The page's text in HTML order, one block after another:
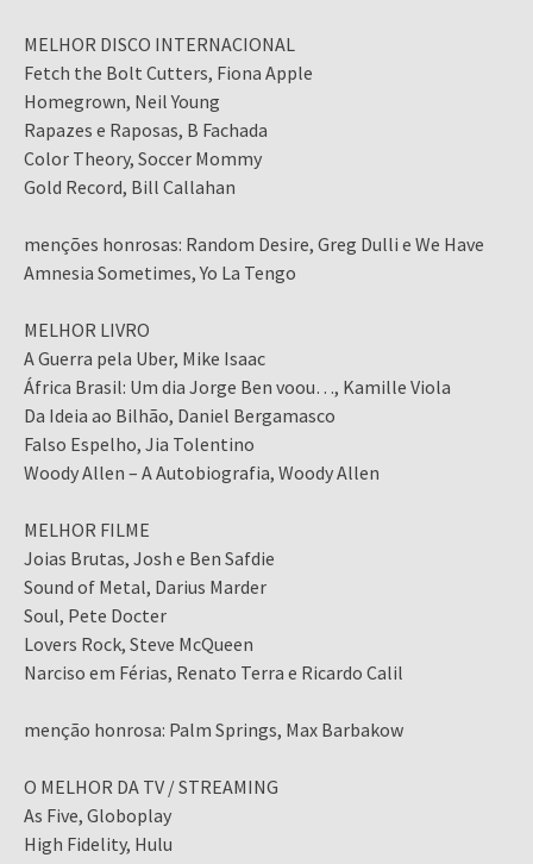
MELHOR DISCO INTERNACIONAL
Fetch the Bolt Cutters, Fiona Apple
Homegrown, Neil Young
Rapazes e Raposas, B Fachada
Color Theory, Soccer Mommy
Gold Record, Bill Callahan
menções honrosas: Random Desire, Greg Dulli e We Have
Amnesia Sometimes, Yo La Tengo
MELHOR LIVRO
A Guerra pela Uber, Mike Isaac
África Brasil: Um dia Jorge Ben voou…, Kamille Viola
Da Ideia ao Bilhão, Daniel Bergamasco
Falso Espelho, Jia Tolentino
Woody Allen – A Autobiografia, Woody Allen
MELHOR FILME
Joias Brutas, Josh e Ben Safdie
Sound of Metal, Darius Marder
Soul, Pete Docter
Lovers Rock, Steve McQueen
Narciso em Férias, Renato Terra e Ricardo Calil
menção honrosa: Palm Springs, Max Barbakow
O MELHOR DA TV / STREAMING
As Five, Globoplay
High Fidelity, Hulu